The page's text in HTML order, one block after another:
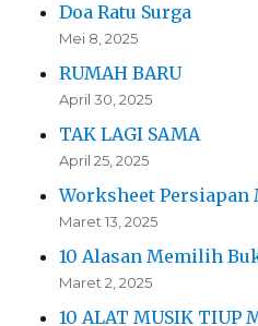
Doa Ratu Surga
Mei 8, 2025
RUMAH BARU
April 30, 2025
TAK LAGI SAMA
April 25, 2025
Worksheet Persiapan
Maret 13, 2025
10 Alasan Memilih
Maret 2, 2025
10 ALAT MUSIK TIUP